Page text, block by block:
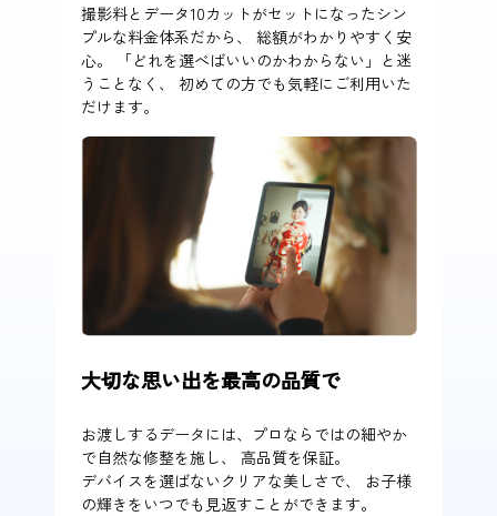
撮影料とデータ10カットがセットになったシン
プルな料金体系だから、 総額がわかりやすく安
心。 「どれを選べばいいのかわからない」と迷
うことなく、 初めての方でも気軽にご利用いた
だけます。
大切な思い出を最高の品質で
お渡しするデータには、プロならではの細やか
で自然な修整を施し、 高品質を保証。
デバイスを選ばないクリアな美しさで、 お子様
の輝きをいつでも見返すことができます。